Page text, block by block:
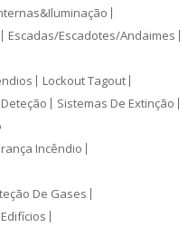
Escadas/Escadotes/Andaimes
Lockout Tagout
Sistemas De Extinção
Incêndio
De Gases